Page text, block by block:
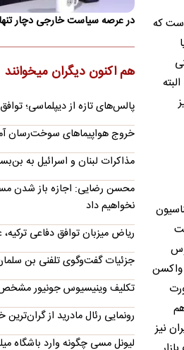
که
واکسن
داروی ایران نیز
برای اینترنت بین‌الملل
سازمان تنظیم مقررات و ارتباطات
۲.۷ برای اینترنت بین‌الملل اعلام کرد که نحوه محاسبه مصرف…
روایت رویترز از اختلاف
یک رسانه آمریکایی مدعی شد که
بازگشایی مسیر کشتیرانی در تنگه
می‌رسد؟
دویچه‌بانک معتقد است روند صعودی
نرسیده و قیمت هر اونس این فلز
تصاویر؛ حراج
نمایشگاه دومین رویداد حراج آثار
«رخ‌ست»اصفهان، روز چهارشنبه (۱۴ مرداد ۱۴۰۵) در تالار هنر هتل…
بیانیه خانواده علی
خانواده شهید لاریجانی در واکنش به
مجلس درباره چگونگی شهادت وی،
در عرصه سیاست خارجی دچار
هم اکنون دیگران میخوانند
پالس‌های تازه از دیپلماسی؛
خروج هواپیماهای سوخت‌رسان
مذاکرات لبنان و اسرائیل به
محسن رضایی: اجازه باز شدن
نخواهیم داد
ریاض میزبان توافق دفاعی
جزئیات گفت‌وگوی تلفنی بن
تکلیف وینیسیوس جونیور
رونمایی رئال مادرید از
لیونل مسی چگونه وارد باشگاه